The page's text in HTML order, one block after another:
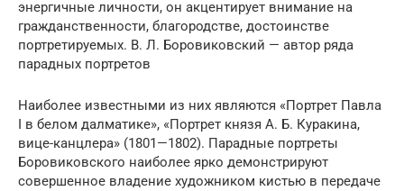
энергичные личности, он акцентирует внимание на
гражданственности, благородстве, достоинстве
портретируемых. В. Л. Боровиковский — автор ряда
парадных портретов
Наиболее известными из них являются «Портрет Павла
I в белом далматике», «Портрет князя А. Б. Куракина,
вице-канцлера» (1801—1802). Парадные портреты
Боровиковского наиболее ярко демонстрируют
совершенное владение художником кистью в передаче